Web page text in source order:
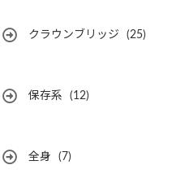
クラウンブリッジ (25)
保存系 (12)
全身 (7)